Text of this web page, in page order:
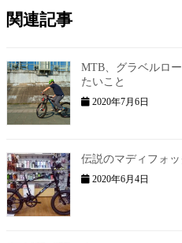
関連記事
MTB、グラベルロ
たいこと
2020年7月6日
伝説のマディフォ
2020年6月4日